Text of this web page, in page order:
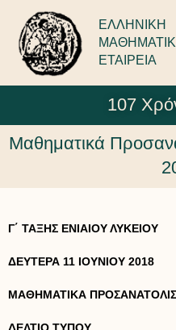
ΕΛΛΗΝΙΚΗ
ΕΤΑΙΡΕΙΑ
107
Μαθηματικά
Γ΄ ΤΑΞΗΣ ΕΝΙΑΙΟΥ ΛΥΚΕΙΟΥ
ΔΕΥΤΕΡΑ 11 ΙΟΥΝΙΟΥ 2018
ΜΑΘΗΜΑΤΙΚΑ